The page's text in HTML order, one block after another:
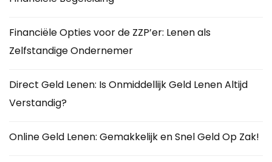
Financiële Opties voor de ZZP’er: Lenen als
Zelfstandige Ondernemer
Direct Geld Lenen: Is Onmiddellijk Geld Lenen Altijd
Verstandig?
Online Geld Lenen: Gemakkelijk en Snel Geld Op Zak!